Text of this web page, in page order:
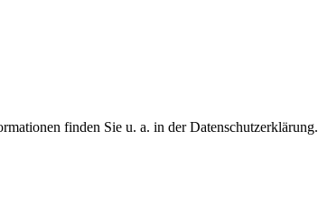
finden Sie u. a. in der Datenschutzerklärung.